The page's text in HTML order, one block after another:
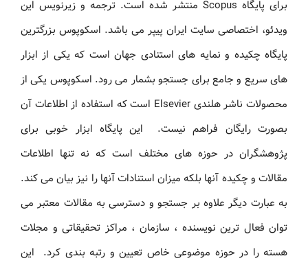
برای پایگاه Scopus منتشر شده است. ترجمه و زیرنویس این
ویدئو، اختصاصی سایت ایران پیپر می باشد. اسکوپوس بزرگترین
پایگاه چکیده و نمایه های استنادی جهان است که یکی از ابزار
های سریع و جامع برای جستجو بشمار می رود. اسکوپوس یکی از
محصولات ناشر هلندی Elsevier است که استفاده از اطلاعات آن
بصورت رایگان فراهم نیست. این پایگاه ابزار خوبی برای
پژوهشگران در حوزه های مختلف است که نه تنها اطلاعات
مقالات و چکیده آنها بلکه میزان استنادات آنها را نیز بیان می کند.
به عبارت دیگر علاوه بر جستجو و دسترسی به مقالات معتبر می
توان فعال ترین نویسنده ، سازمان ، مراکز تحقیقاتی و مجلات
هسته را در حوزه موضوعی خاص تعیین و رتبه بندی کرد. این